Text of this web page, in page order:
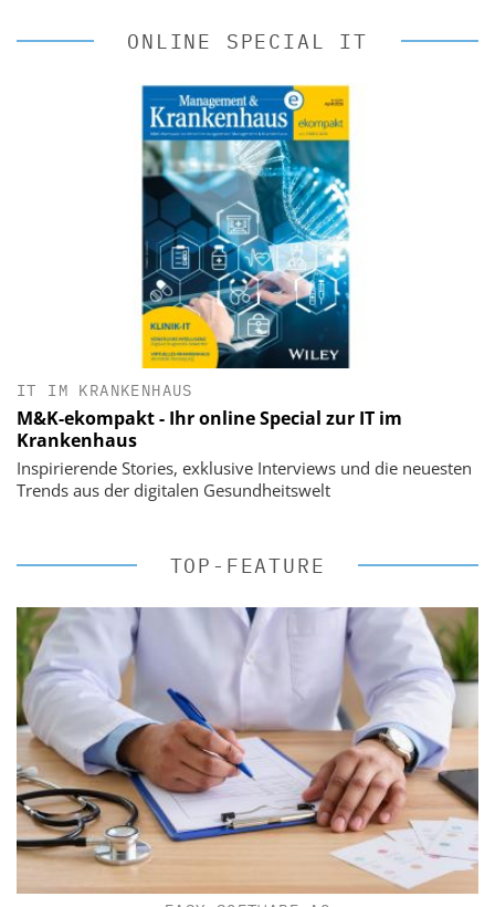
ONLINE SPECIAL IT
IT IM KRANKENHAUS
M&K-ekompakt - Ihr online Special zur IT im
Krankenhaus
Inspirierende Stories, exklusive Interviews und die neuesten
Trends aus der digitalen Gesundheitswelt
TOP-FEATURE